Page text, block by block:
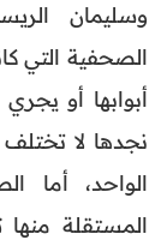
وسليمان
الصحفية التي
أبوابها أو
نجدها لا
الواحد، أما
المستقلة